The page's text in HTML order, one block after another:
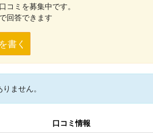
コミを募集中です。
で回答できます
書く
ません。
口コミ情報